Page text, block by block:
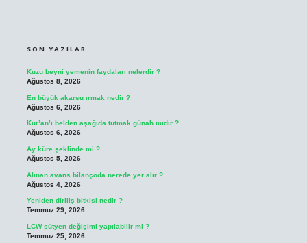
SON YAZILAR
Kuzu beyni yemenin faydaları nelerdir ?
Ağustos 8, 2026
En büyük akarsu ırmak nedir ?
Ağustos 6, 2026
Kur’an’ı belden aşağıda tutmak günah mıdır ?
Ağustos 6, 2026
Ay küre şeklinde mi ?
Ağustos 5, 2026
Alınan avans bilançoda nerede yer alır ?
Ağustos 4, 2026
Yeniden diriliş bitkisi nedir ?
Temmuz 29, 2026
LCW sütyen değişimi yapılabilir mi ?
Temmuz 25, 2026